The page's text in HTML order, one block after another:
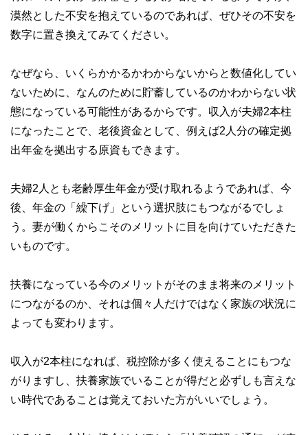
漠然とした不安を抱えているのであれば、ぜひその不安を
数字に置き換えてみてください。
なぜなら、いくらかかるかわからないからと数値化してい
ないために、なんのために貯蓄しているのかわからない状
態になっている可能性があるからです。収入が夫婦2本柱
になったことで、老後資金として、例えば2人分の確定拠
出年金を拠出する原資もできます。
夫婦2人とも老齢厚生年金が受け取れるようであれば、今
後、年金の「繰下げ」という選択肢にもつながるでしょ
う。妻が働くからこそのメリットに目を向けていただきた
いものです。
扶養になっている今のメリットがそのまま将来のメリット
につながるのか、それは個々人だけではなく家族の状況に
よっても変わります。
収入が2本柱になれば、税控除が多く使えることにもつな
がりますし、扶養家族でいることが得だと必ずしも言えな
い時代であることは覚えておいた方がいいでしょう。